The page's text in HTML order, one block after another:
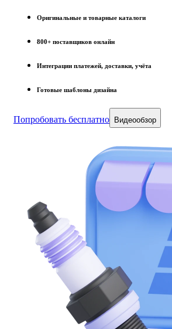
Оригинальные и товарные каталоги
800+ поставщиков онлайн
Интеграции платежей, доставки, учёта
Готовые шаблоны дизайна
Попробовать бесплатно Видеообзор